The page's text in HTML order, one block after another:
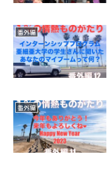
番外編
番外編